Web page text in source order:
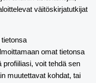
väitöskirjatutkijat
omat tietonsa
profiiliasi, voit tehdä sen
muutettavat kohdat, tai